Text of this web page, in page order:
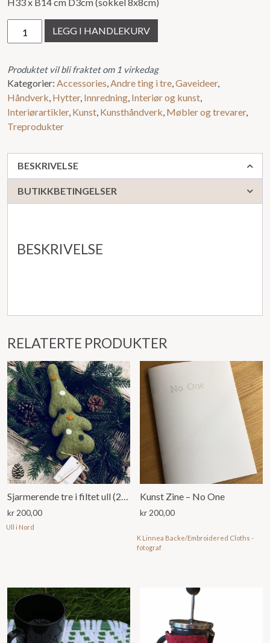
H33 x B14 cm D3cm (sokkel 8x8cm)
antall
LEGG I HANDLEKURV
Produktet vil bli fraktet om 1 virkedag
Kategorier: Accessories Andre ting i tre Gaveideer,
Håndverk Hytter, Innredning Interiør og kunst
Interiørartikler, Kunst Kunsthåndverk Møbler og trevarer,
Treprodukter
BESKRIVELSE
BUTIKKBETINGELSER
BESKRIVELSE
RELATERTE PRODUKTER
kr 200,00
Ull i Nord
Kunst Zine – No One
kr 200,00
K Linnea Backe/Embroidered Cloths -
fotograf